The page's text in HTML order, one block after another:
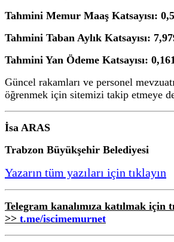
Tahmini Memur Maaş Katsayısı:
Tahmini Taban Aylık Katsayısı:
Tahmini Yan Ödeme Katsayısı:
Güncel rakamları ve personel
öğrenmek için sitemizi takip etmeye
İsa ARAS
Trabzon Büyükşehir Belediyesi
Yazarın tüm yazıları için tıklayın
Telegram kanalımıza katılmak için
>> t.me/iscimemurnet